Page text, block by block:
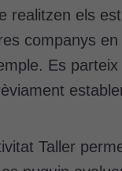
realitzen els
companys
Es parteix
Taller